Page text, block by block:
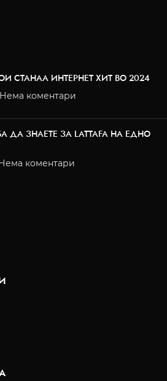
СТАНАА ИНТЕРНЕТ ХИТ ВО 2024
Нема коментари
ДА ЗНАЕТЕ ЗА LATTAFA НА ЕДНО
коментари